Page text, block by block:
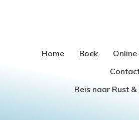
Home Boek
Reis naar Rust